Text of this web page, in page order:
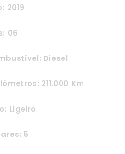
2019
06
Diesel
211.000 Km
Ligeiro
5